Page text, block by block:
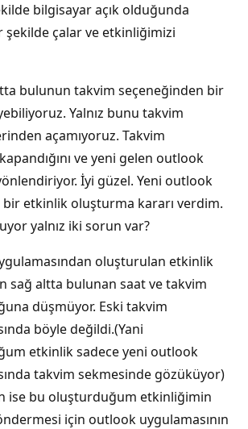
bilgisayar açık olduğunda
şekilde çalar ve etkinliğimizi
bulunun takvim seçeneğinden bir
Yalnız bunu takvim
açamıyoruz. Takvim
ve yeni gelen outlook
İyi güzel. Yeni outlook
bir etkinlik oluşturma kararı verdim.
yalnız iki sorun var?
oluşturulan etkinlik
sağ altta bulunan saat ve takvim
düşmüyor. Eski takvim
böyle değildi.(Yani
etkinlik sadece yeni outlook
takvim sekmesinde gözüküyor)
ise bu oluşturduğum etkinliğimin
için outlook uygulamasının